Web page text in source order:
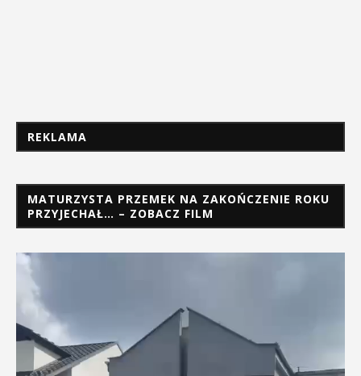
REKLAMA
MATURZYSTA PRZEMEK NA ZAKOŃCZENIE ROKU
PRZYJECHAŁ… – ZOBACZ FILM
Odtwarzacz